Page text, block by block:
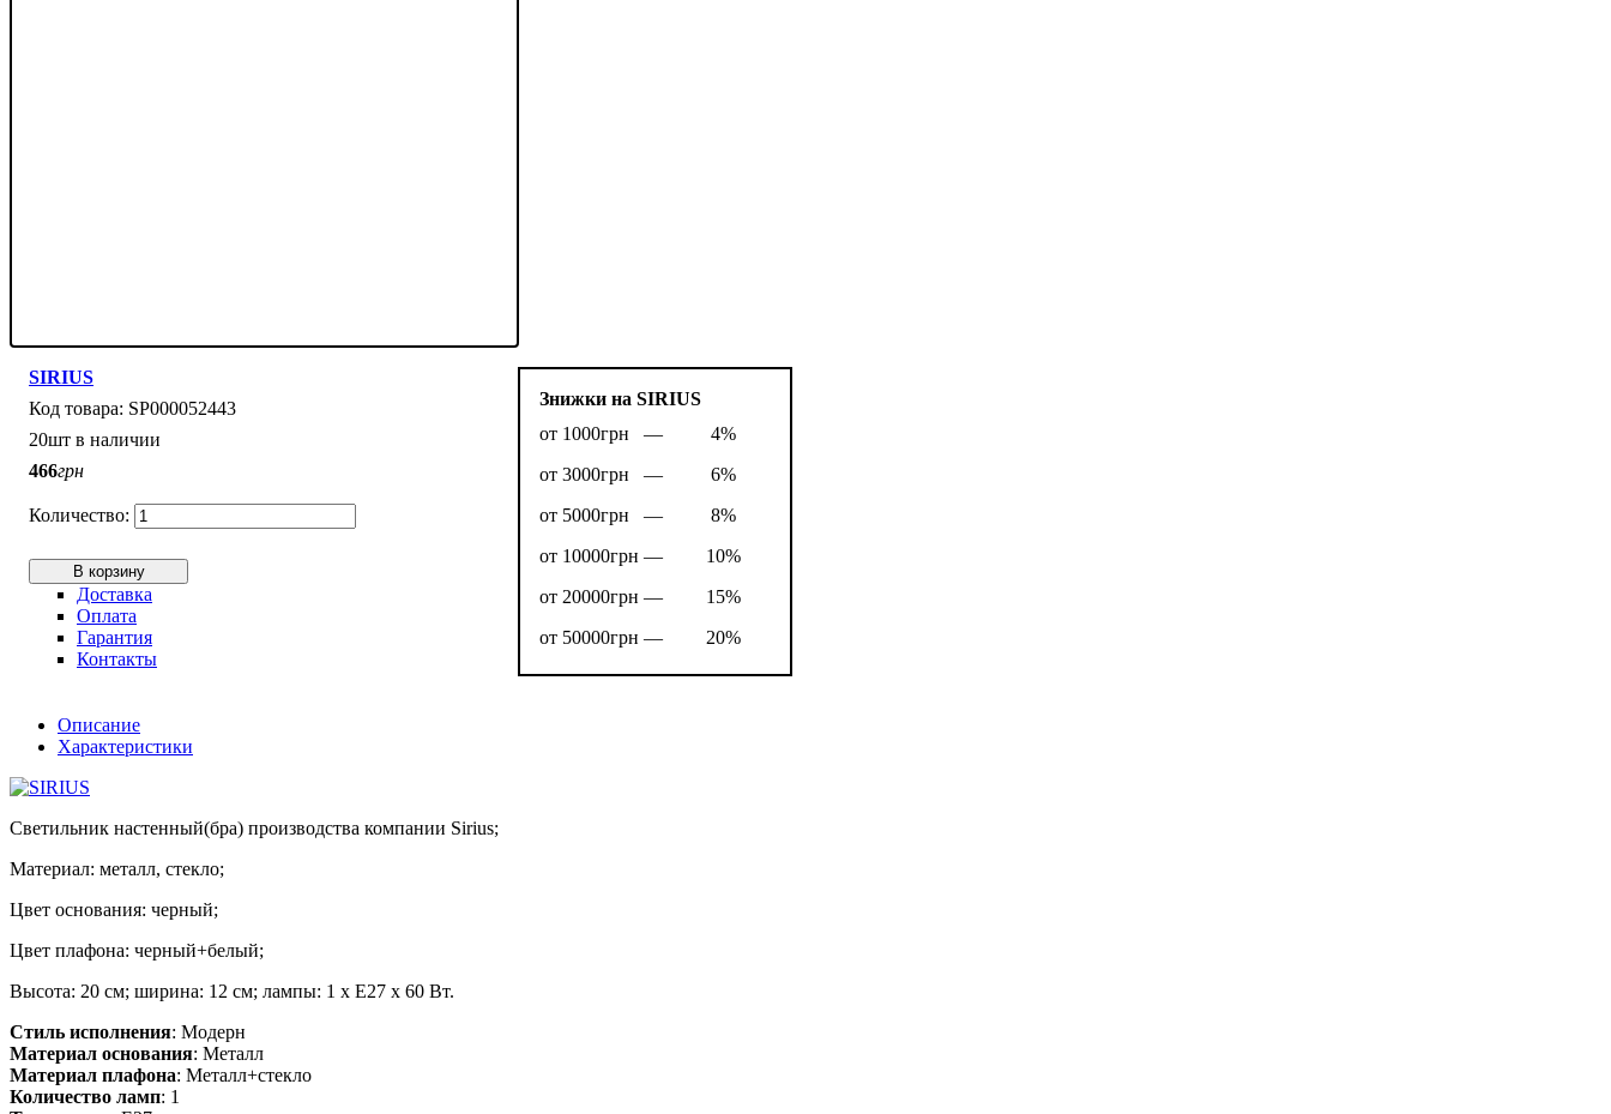
Знижки на SIRIUS
от 1000грн —
4%
от 3000грн —
6%
от 5000грн —
8%
от 10000грн —
10%
от 20000грн —
15%
от 50000грн —
20%
SIRIUS
SP000052443
20шт в наличии
466грн
В корзину
Доставка
Оплата
Гарантия
Контакты
Описание
Характеристики
Светильник настенный(бра) производства компании Sirius;
Материал: металл, стекло;
Цвет основания: черный;
Цвет плафона: черный+белый;
Высота: 20 см; ширина: 12 см; лампы: 1 х Е27 х 60 Вт.
Стиль исполнения: Модерн
Материал основания: Металл
Материал плафона: Металл+стекло
Количество ламп: 1